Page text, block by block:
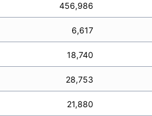
456,986
6,617
18,740
28,753
21,880